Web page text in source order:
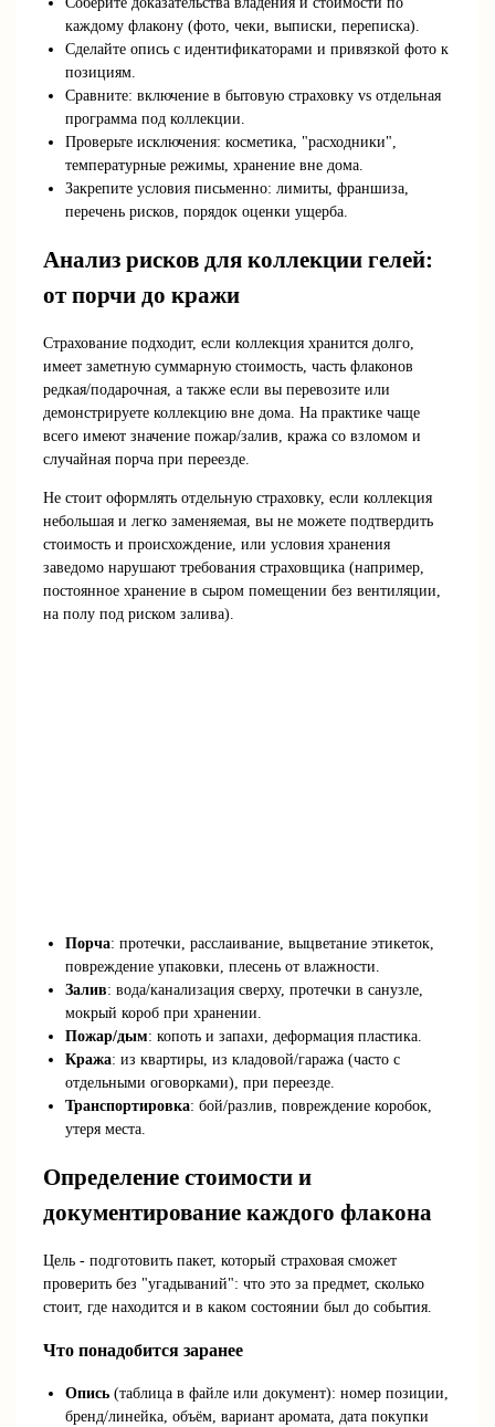
каждому флакону (фото, чеки, выписки, переписка).
Сделайте опись с идентификаторами и привязкой фото к
позициям.
Сравните: включение в бытовую страховку vs отдельная
программа под коллекции.
Проверьте исключения: косметика, "расходники",
температурные режимы, хранение вне дома.
Закрепите условия письменно: лимиты, франшиза,
перечень рисков, порядок оценки ущерба.
Анализ рисков для коллекции гелей:
от порчи до кражи
Страхование подходит, если коллекция хранится долго,
имеет заметную суммарную стоимость, часть флаконов
редкая/подарочная, а также если вы перевозите или
демонстрируете коллекцию вне дома. На практике чаще
всего имеют значение пожар/залив, кража со взломом и
случайная порча при переезде.
Не стоит оформлять отдельную страховку, если коллекция
небольшая и легко заменяемая, вы не можете подтвердить
стоимость и происхождение, или условия хранения
заведомо нарушают требования страховщика (например,
постоянное хранение в сыром помещении без вентиляции,
на полу под риском залива).
Порча: протечки, расслаивание, выцветание этикеток,
повреждение упаковки, плесень от влажности.
Залив: вода/канализация сверху, протечки в санузле,
мокрый короб при хранении.
Пожар/дым: копоть и запахи, деформация пластика.
Кража: из квартиры, из кладовой/гаража (часто с
отдельными оговорками), при переезде.
Транспортировка: бой/разлив, повреждение коробок,
утеря места.
Определение стоимости и
документирование каждого флакона
Цель - подготовить пакет, который страховая сможет
проверить без "угадываний": что это за предмет, сколько
стоит, где находится и в каком состоянии был до события.
Что понадобится заранее
Опись (таблица в файле или документ): номер позиции,
бренд/линейка, объём, вариант аромата, дата покупки